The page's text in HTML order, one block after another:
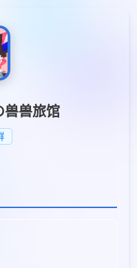
兽兽旅馆